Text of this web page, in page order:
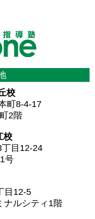
校
町8-4-17
2階
校
目12-24
号
目12-5
ナルシティ1階